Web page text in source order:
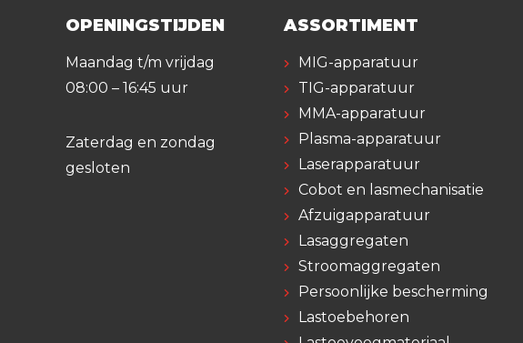
OPENINGSTIJDEN
Maandag t/m vrijdag
08:00 – 16:45 uur
Zaterdag en zondag
gesloten
ASSORTIMENT
MIG-apparatuur
TIG-apparatuur
MMA-apparatuur
Plasma-apparatuur
Laserapparatuur
Cobot en lasmechanisatie
Afzuigapparatuur
Lasaggregaten
Stroomaggregaten
Persoonlijke bescherming
Lastoebehoren